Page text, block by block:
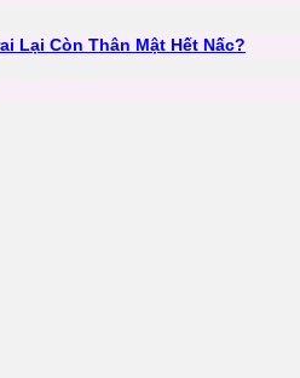
Lại Còn Thân Mật Hết Nấc?